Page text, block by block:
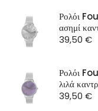
ST Watch
Ρολόι
ασημί
39,50 €
Ρολόι
λιλά
39,50 €